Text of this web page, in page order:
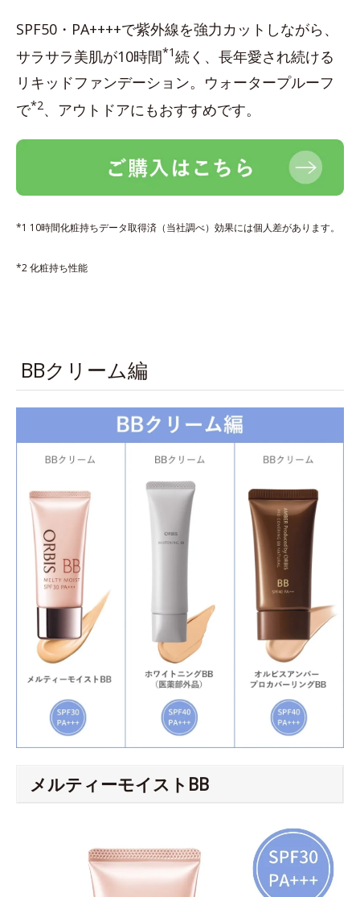
SPF50・PA++++で紫外線を強力カットしながら、
サラサラ美肌が10時間*1続く、長年愛され続ける
リキッドファンデーション。ウォータープルーフ
で*2、アウトドアにもおすすめです。
*1 10時間化粧持ちデータ取得済（当社調べ）効果には個人差があります。
*2 化粧持ち性能
BBクリーム編
メルティーモイストBB